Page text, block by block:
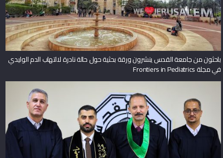
باحثون من جامعة القدس ينشرون ورقة بحثية حول حالة نادرة لالتهاب الدم الوليدي
في مجلة Frontiers in Pediatrics